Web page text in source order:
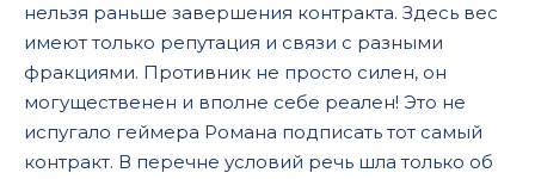
нельзя раньше завершения контракта. Здесь вес
имеют только репутация и связи с разными
фракциями. Противник не просто силен, он
могущественен и вполне себе реален! Это не
испугало геймера Романа подписать тот самый
контракт. В перечне условий речь шла только об